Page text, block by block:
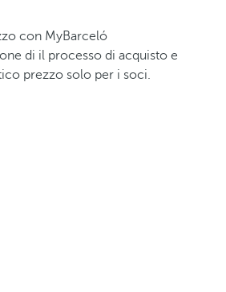
con MyBarceló
di il processo di acquisto e
prezzo solo per i soci.